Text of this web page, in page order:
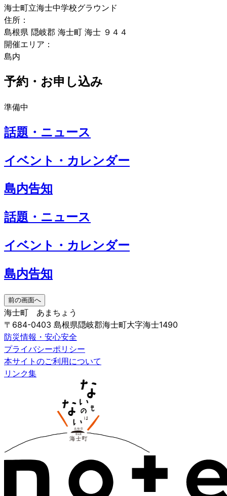
海士町立海士中学校グラウンド
住所：
島根県 隠岐郡 海士町 海士 ９４４
開催エリア：
島内
予約・お申し込み
準備中
話題・ニュース
イベント・カレンダー
島内告知
話題・ニュース
イベント・カレンダー
島内告知
前の画面へ
海士町 あまちょう
〒684-0403 島根県隠岐郡海士町大字海士1490
防災情報・安心安全
プライバシーポリシー
本サイトのご利用について
リンク集